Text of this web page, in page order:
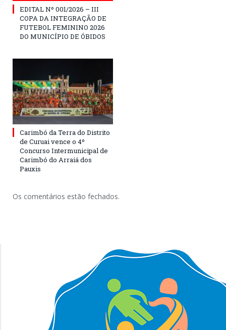
EDITAL Nº 001/2026 – III
COPA DA INTEGRAÇÃO DE
FUTEBOL FEMININO 2026
DO MUNICÍPIO DE ÓBIDOS
Carimbó da Terra do Distrito
de Curuai vence o 4º
Concurso Intermunicipal de
Carimbó do Arraiá dos
Pauxis
Os comentários estão fechados.